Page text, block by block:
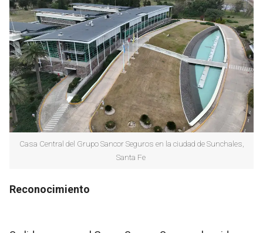
Casa Central del Grupo Sancor Seguros en la ciudad de Sunchales,
Santa Fe
Reconocimiento